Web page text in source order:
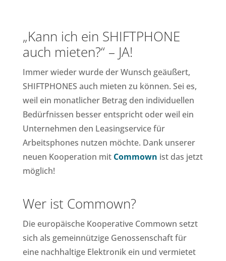
„Kann ich ein SHIFTPHONE
auch mieten?“ – JA!
Immer wieder wurde der Wunsch geäußert,
SHIFTPHONES auch mieten zu können. Sei es,
weil ein monatlicher Betrag den individuellen
Bedürfnissen besser entspricht oder weil ein
Unternehmen den Leasingservice für
Arbeitsphones nutzen möchte. Dank unserer
neuen Kooperation mit Commown ist das jetzt
möglich!
Wer ist Commown?
Die europäische Kooperative Commown setzt
sich als gemeinnützige Genossenschaft für
eine nachhaltige Elektronik ein und vermietet